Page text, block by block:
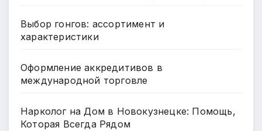
Выбор гонгов: ассортимент и
характеристики
Оформление аккредитивов в
международной торговле
Нарколог на Дом в Новокузнецке: Помощь,
Которая Всегда Рядом